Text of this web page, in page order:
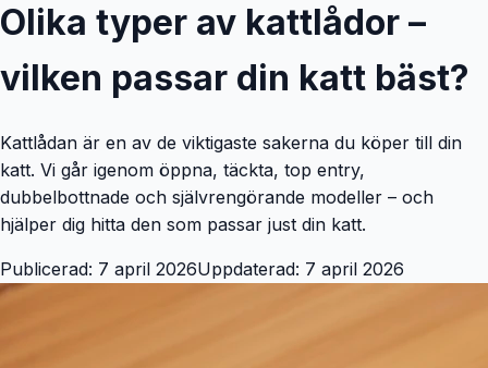
Olika typer av kattlådor –
vilken passar din katt bäst?
Kattlådan är en av de viktigaste sakerna du köper till din
katt. Vi går igenom öppna, täckta, top entry,
dubbelbottnade och självrengörande modeller – och
hjälper dig hitta den som passar just din katt.
Publicerad: 7 april 2026Uppdaterad: 7 april 2026